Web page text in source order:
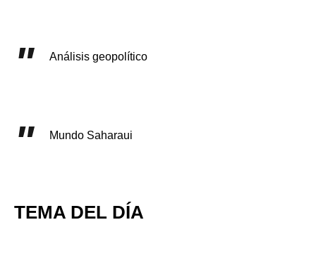
Análisis geopolítico
Mundo Saharaui
TEMA DEL DÍA